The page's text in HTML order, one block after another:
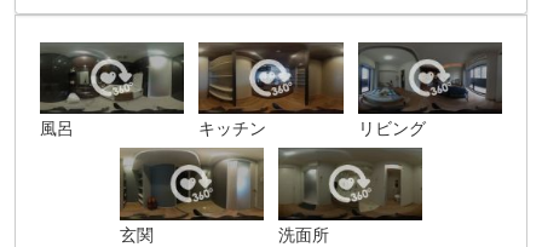
風呂 キッチン リビング
玄関 洗面所